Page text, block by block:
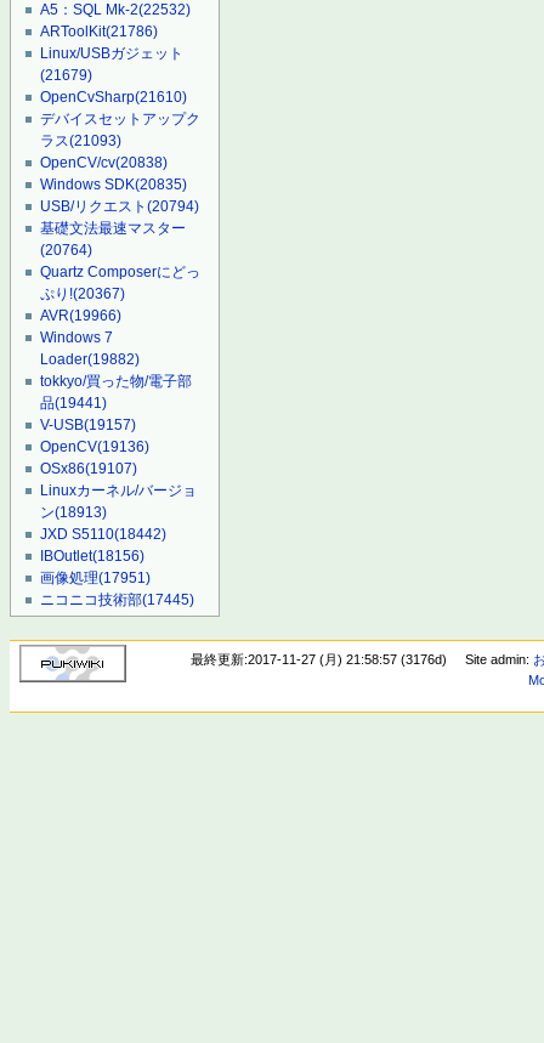
A5：SQL Mk-2(22532)
ARToolKit(21786)
Linux/USBガジェット
(21679)
OpenCvSharp(21610)
デバイスセットアップク
ラス(21093)
OpenCV/cv(20838)
Windows SDK(20835)
USB/リクエスト(20794)
基礎文法最速マスター
(20764)
Quartz Composerにどっ
ぷり!(20367)
AVR(19966)
Windows 7
Loader(19882)
tokkyo/買った物/電子部
品(19441)
V-USB(19157)
OpenCV(19136)
OSx86(19107)
Linuxカーネル/バージョ
ン(18913)
JXD S5110(18442)
IBOutlet(18156)
画像処理(17951)
ニコニコ技術部(17445)
最終更新:2017-11-27 (月) 21:58:57 (3176d) Site admin: